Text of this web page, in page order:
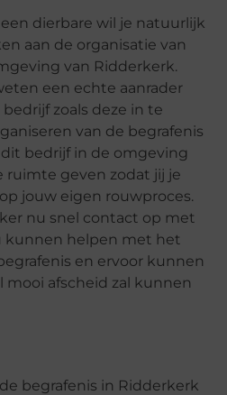
dierbare wil je natuurlijk
aan de organisatie van
van Ridderkerk.
een echte aanrader
zoals deze in te
van de begrafenis
bedrijf in de omgeving
ruimte geven zodat jij je
jouw eigen rouwproces.
nu snel contact op met
kunnen helpen met het
en ervoor kunnen
mooi afscheid zal kunnen
begrafenis in Ridderkerk